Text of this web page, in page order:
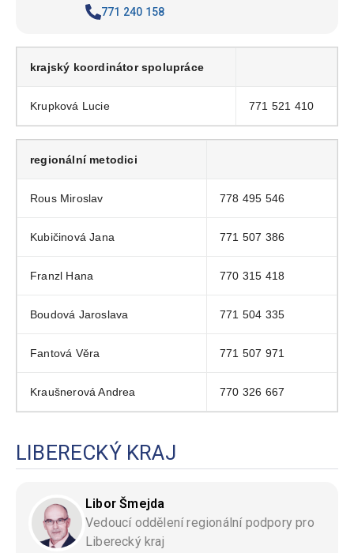
771 240 158
krajský koordinátor spolupráce
Krupková Lucie 771 521 410
regionální metodici
Rous Miroslav 778 495 546
Kubičinová Jana 771 507 386
Franzl Hana 770 315 418
Boudová Jaroslava 771 504 335
Fantová Věra 771 507 971
Kraušnerová Andrea 770 326 667
LIBERECKÝ KRAJ
Libor Šmejda
Vedoucí oddělení regionální podpory pro
Liberecký kraj